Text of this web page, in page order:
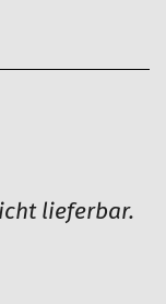
lieferbar.